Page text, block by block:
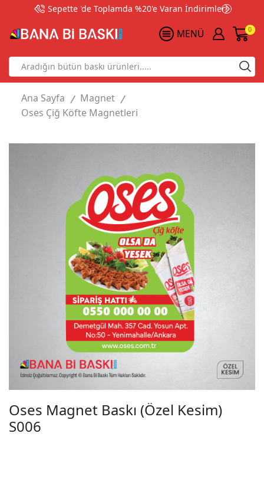
Sepette 'de Toplamda %20'e Varan İndirimler!
MENÜ 0
Search
input
Ana Sayfa / Magnet /
Oses Çiğ Köfte Magnetleri
Oses Magnet Baskı (Özel Kesim)
S006